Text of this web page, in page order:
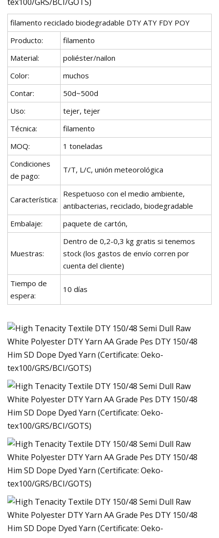
filamento reciclado biodegradable DTY ATY FDY POY
Producto:
filamento
Material:
poliéster/nailon
Color:
muchos
Contar:
50d~500d
Uso:
tejer, tejer
Técnica:
filamento
MOQ:
1 toneladas
Condiciones
de pago:
T/T, L/C, unión meteorológica
Característica:
Respetuoso con el medio ambiente,
antibacterias, reciclado, biodegradable
Embalaje:
paquete de cartón,
Muestras:
Dentro de 0,2-0,3 kg gratis si tenemos
stock (los gastos de envío corren por
cuenta del cliente)
Tiempo de
espera:
10 días